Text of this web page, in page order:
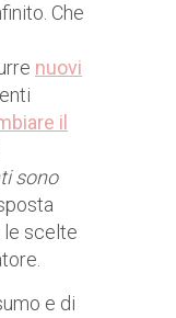
Che
nuovi
il
sono
le scelte
e di